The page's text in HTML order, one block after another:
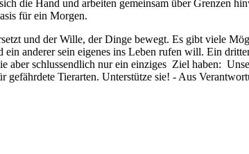
die Hand und arbeiten gemeinsam über Grenzen
für ein Morgen.
und der Wille, der Dinge bewegt. Es gibt viele
anderer sein eigenes ins Leben rufen will. Ein
aber schlussendlich nur ein einziges Ziel haben:
Tierarten. Unterstütze sie! - Aus